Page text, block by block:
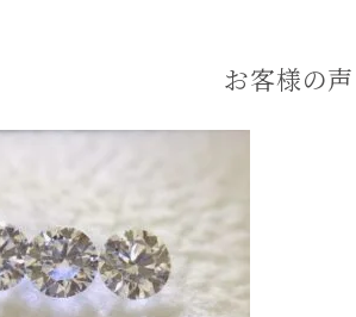
お客様の